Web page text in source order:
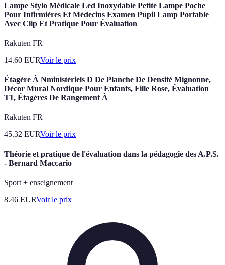
Lampe Stylo Médicale Led Inoxydable Petite Lampe Poche
Pour Infirmières Et Médecins Examen Pupil Lamp Portable
Avec Clip Et Pratique Pour Évaluation
Rakuten FR
14.60 EURVoir le prix
Étagère À Nministériels D De Planche De Densité Mignonne,
Décor Mural Nordique Pour Enfants, Fille Rose, Évaluation
T1, Étagères De Rangement À
Rakuten FR
45.32 EURVoir le prix
Théorie et pratique de l'évaluation dans la pédagogie des A.P.S.
- Bernard Maccario
Sport + enseignement
8.46 EURVoir le prix